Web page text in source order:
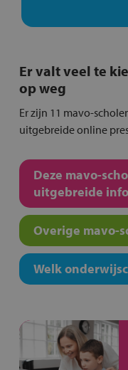
Er valt veel te
op weg
Er zijn 11 mavo-
uitgebreide online
Deze mavo-
uitgebreide
Overige mavo-
Welk